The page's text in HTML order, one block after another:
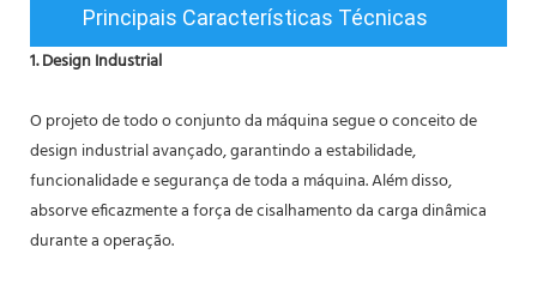
Principais Características Técnicas
1. Design Industrial
O projeto de todo o conjunto da máquina segue o conceito de
design industrial avançado, garantindo a estabilidade,
funcionalidade e segurança de toda a máquina. Além disso,
absorve eficazmente a força de cisalhamento da carga dinâmica
durante a operação.